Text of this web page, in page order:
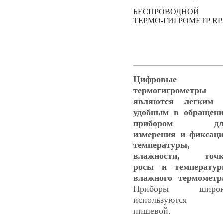
БЕСПРОВОДНОЙ
ТЕРМО-ГИГРОМЕТР
Цифровые
термогигрометры
являются легким
удобным в
прибором
измерения и
температуры,
влажности,
росы и
влажного
Приборы
используются
пищевой,